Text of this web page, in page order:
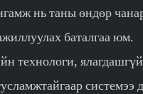
нь таны өндөр
баталгаа юм.
технологи,
системээ